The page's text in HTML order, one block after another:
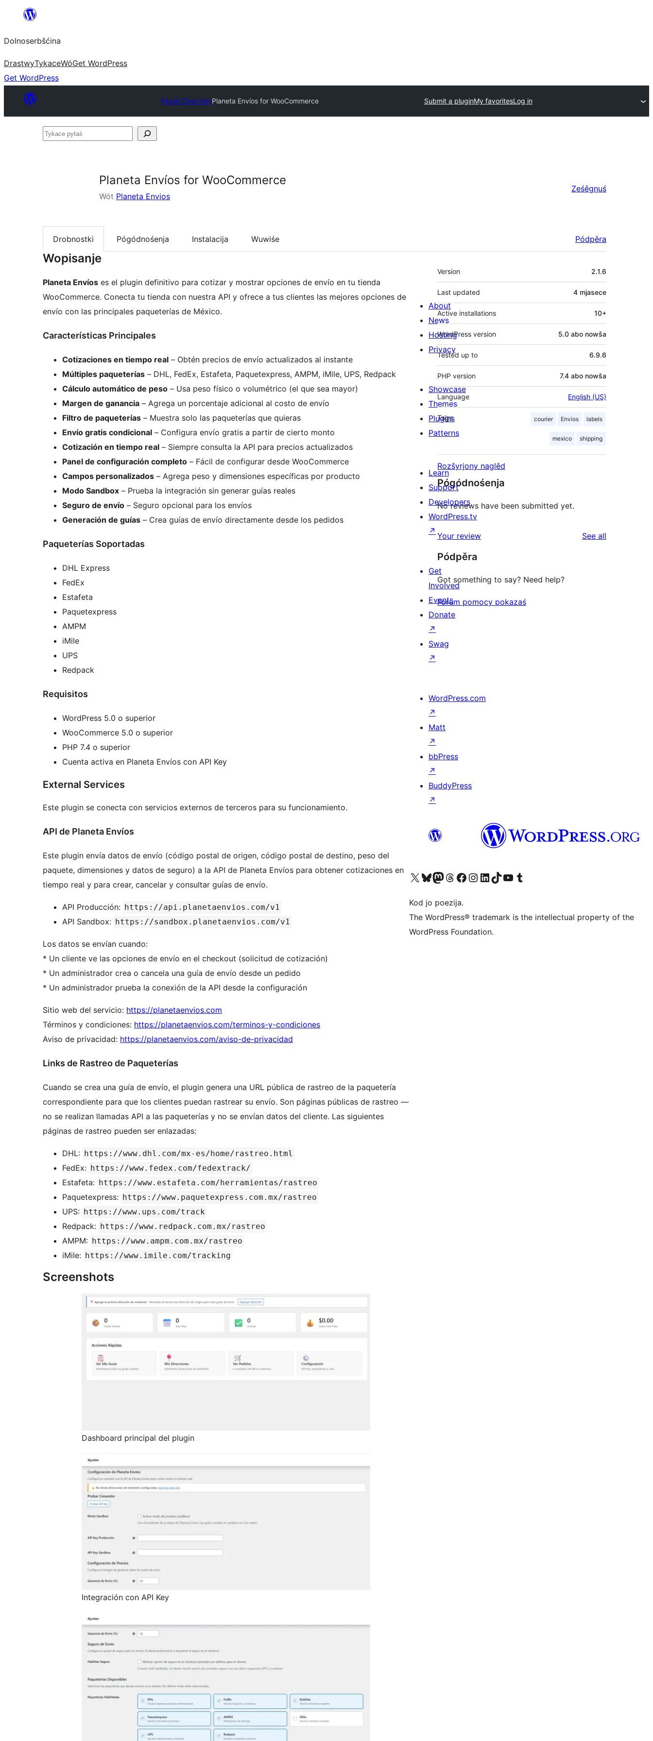
wopśimjeśeju
Dolnoserbšćina
DrastwyTykaceWóGet WordPress
Get WordPress
Plugin DirectoryPlaneta Envíos for WooCommerce Submit a pluginMy favoritesLog in
Tykace
Planeta Envíos for WooCommerce
Wót Planeta Envios
Ześěgnuś
Drobnostki Pógódnośenja Instalacija Wuwiśe Pódpěra
Wopisanje
Planeta Envíos es el plugin definitivo para cotizar y mostrar opciones de envío en tu tienda
WooCommerce. Conecta tu tienda con nuestra API y ofrece a tus clientes las mejores opciones de
envío con las principales paqueterías de México.
Características Principales
Cotizaciones en tiempo real – Obtén precios de envío actualizados al instante
Múltiples paqueterías – DHL, FedEx, Estafeta, Paquetexpress, AMPM, iMile, UPS, Redpack
Cálculo automático de peso – Usa peso físico o volumétrico (el que sea mayor)
Margen de ganancia – Agrega un porcentaje adicional al costo de envío
Filtro de paqueterías – Muestra solo las paqueterías que quieras
Envío gratis condicional – Configura envío gratis a partir de cierto monto
Cotización en tiempo real – Siempre consulta la API para precios actualizados
Panel de configuración completo – Fácil de configurar desde WooCommerce
Campos personalizados – Agrega peso y dimensiones específicas por producto
Modo Sandbox – Prueba la integración sin generar guías reales
Seguro de envío – Seguro opcional para los envíos
Generación de guías – Crea guías de envío directamente desde los pedidos
Paqueterías Soportadas
DHL Express
FedEx
Estafeta
Paquetexpress
AMPM
iMile
UPS
Redpack
Requisitos
WordPress 5.0 o superior
WooCommerce 5.0 o superior
PHP 7.4 o superior
Cuenta activa en Planeta Envíos con API Key
External Services
Este plugin se conecta con servicios externos de terceros para su funcionamiento.
API de Planeta Envíos
Este plugin envía datos de envío (código postal de origen, código postal de destino, peso del
paquete, dimensiones y datos de seguro) a la API de Planeta Envíos para obtener cotizaciones en
tiempo real y para crear, cancelar y consultar guías de envío.
API Producción: https://api.planetaenvios.com/v1
API Sandbox: https://sandbox.planetaenvios.com/v1
Los datos se envían cuando:
* Un cliente ve las opciones de envío en el checkout (solicitud de cotización)
* Un administrador crea o cancela una guía de envío desde un pedido
* Un administrador prueba la conexión de la API desde la configuración
Sitio web del servicio: https://planetaenvios.com
Términos y condiciones: https://planetaenvios.com/terminos-y-condiciones
Aviso de privacidad: https://planetaenvios.com/aviso-de-privacidad
Links de Rastreo de Paqueterías
Cuando se crea una guía de envío, el plugin genera una URL pública de rastreo de la paquetería
correspondiente para que los clientes puedan rastrear su envío. Son páginas públicas de rastreo —
no se realizan llamadas API a las paqueterías y no se envían datos del cliente. Las siguientes
páginas de rastreo pueden ser enlazadas:
DHL: https://www.dhl.com/mx-es/home/rastreo.html
FedEx: https://www.fedex.com/fedextrack/
Estafeta: https://www.estafeta.com/herramientas/rastreo
Paquetexpress: https://www.paquetexpress.com.mx/rastreo
UPS: https://www.ups.com/track
Redpack: https://www.redpack.com.mx/rastreo
AMPM: https://www.ampm.com.mx/rastreo
iMile: https://www.imile.com/tracking
Screenshots
Dashboard principal del plugin
Integración con API Key
Meta
Version 2.1.6
Last updated 4 mjasece
Active installations 10+
WordPress version 5.0 abo nowša
Tested up to 6.9.6
PHP version 7.4 abo nowša
Language English (US)
Tags courier Envios labels
mexico shipping
Rozšyrjony naglěd
Pógódnośenja
No reviews have been submitted yet.
Your review See all
Pódpěra
Got something to say? Need help?
Forum pomocy pokazaś
About
News
Hosting
Privacy
Showcase
Themes
Plugins
Patterns
Learn
Support
Developers
WordPress.tv
↗
Get
Involved
Events
Donate
↗
Swag
↗
WordPress.com
↗
Matt
↗
bbPress
↗
BuddyPress
↗
Visit our X (formerly Twitter) account
Visit our Bluesky account
Visit our Mastodon account
Visit our Threads account
Visit our Facebook page
Visit our Instagram account
Visit our LinkedIn account
Visit our TikTok account
Visit our YouTube channel
Visit our Tumblr account
Kod jo poezija.
The WordPress® trademark is the intellectual property of the
WordPress Foundation.